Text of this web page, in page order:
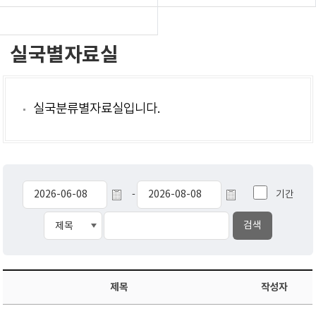
실국별자료실
실국분류별자료실입니다.
- 기간
제목 작성자